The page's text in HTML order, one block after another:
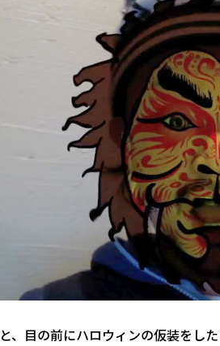
、目の前にハロウィンの仮装をし